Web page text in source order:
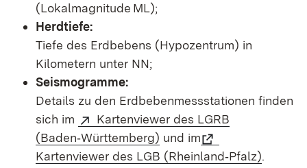
(Lokalmagnitude ML);
Herdtiefe:
Tiefe des Erdbebens (Hypozentrum) in
Kilometern unter NN;
Seismogramme:
Details zu den Erdbebenmessstationen finden
sich im
Kartenviewer des LGRB
(Baden‑Württemberg) und im
Kartenviewer des LGB (Rheinland‑Pfalz).